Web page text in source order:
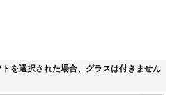
を選択された場合、グラスは付きません